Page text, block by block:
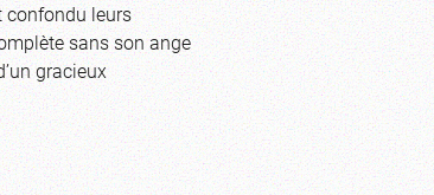
confondu leurs
sans son ange
gracieux